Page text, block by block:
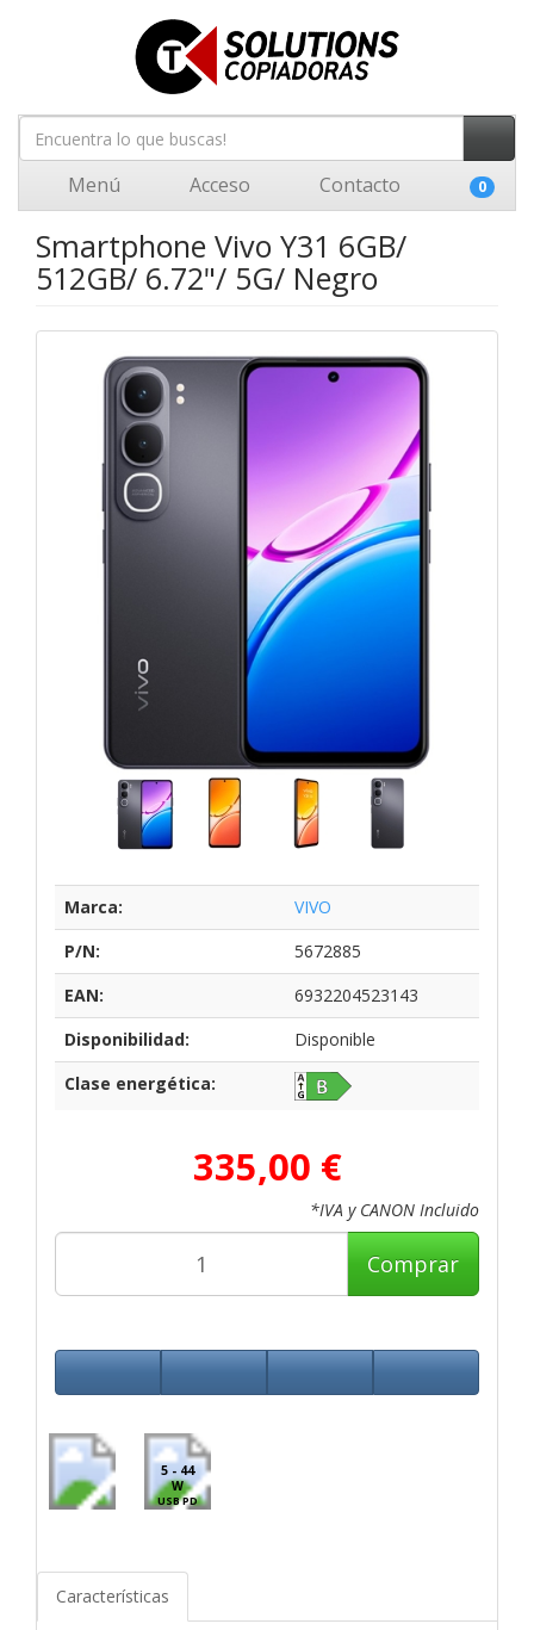
Menú Acceso Contacto 0
Smartphone Vivo Y31 6GB/
512GB/ 6.72"/ 5G/ Negro
Marca:
VIVO
P/N:
5672885
EAN:
6932204523143
Disponibilidad:
Disponible
Clase energética:
335,00 €
*IVA y CANON Incluido
Comprar
5 - 44
W
USB PD
Características